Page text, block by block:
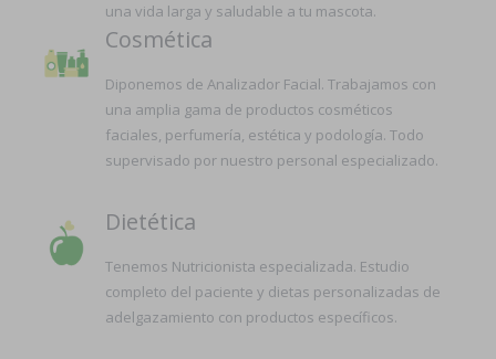
una vida larga y saludable a tu mascota.
Cosmética
Diponemos de Analizador Facial. Trabajamos con
una amplia gama de productos cosméticos
faciales, perfumería, estética y podología. Todo
supervisado por nuestro personal especializado.
Dietética
Tenemos Nutricionista especializada. Estudio
completo del paciente y dietas personalizadas de
adelgazamiento con productos específicos.